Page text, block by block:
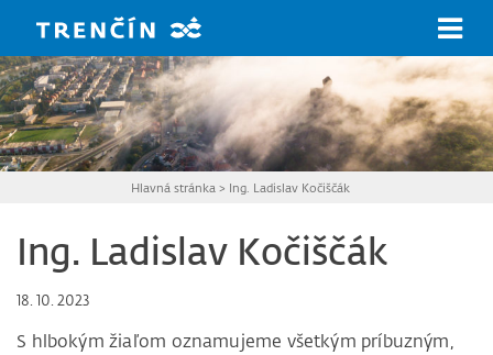
Hlavná stránka > Ing. Ladislav Kočiščák
Ing. Ladislav Kočiščák
18. 10. 2023
S hlbokým žiaľom oznamujeme všetkým príbuzným,